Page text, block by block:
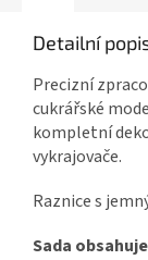
Detailní
Precizní
cukrářské
kompletní
vykrajovače.
Raznice s
Sada obsahuje